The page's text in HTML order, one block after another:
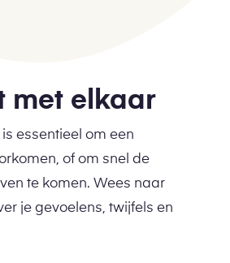
met elkaar
essentieel om een
of om snel de
te komen. Wees naar
je gevoelens, twijfels en